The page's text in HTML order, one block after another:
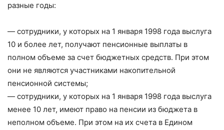
разные годы:
— сотрудники, у которых на 1 января 1998 года выслуга
10 и более лет, получают пенсионные выплаты в
полном объеме за счет бюджетных средств. При этом
они не являются участниками накопительной
пенсионной системы;
— сотрудники, у которых на 1 января 1998 года выслуга
менее 10 лет, имеют право на пенсии из бюджета в
неполном объеме. При этом на их счета в Едином